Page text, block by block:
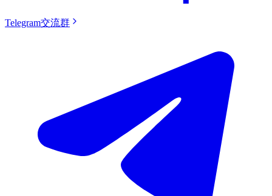
Telegram交流群